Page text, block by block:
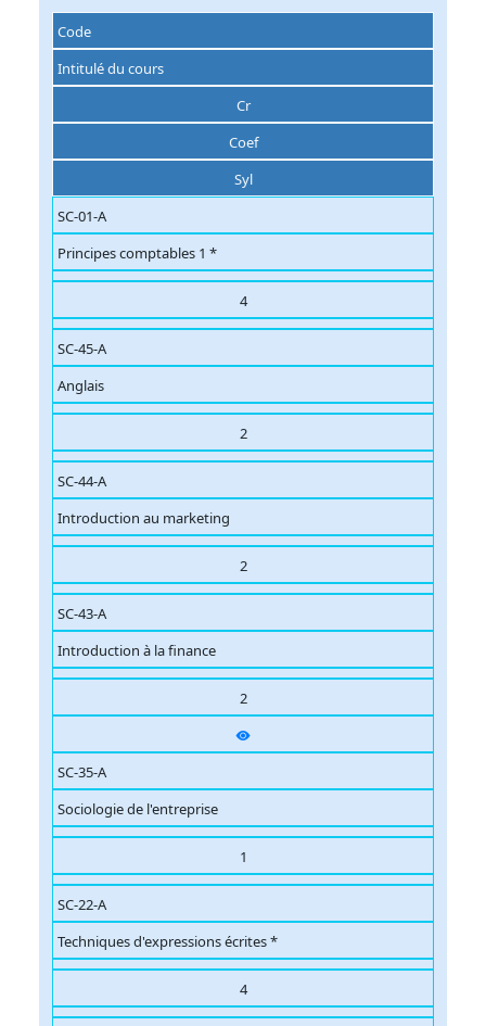
Code
Intitulé du cours
Cr
Coef
Syl
SC-01-A
Principes comptables 1 *
4
SC-45-A
Anglais
2
SC-44-A
Introduction au marketing
2
SC-43-A
Introduction à la finance
2
SC-35-A
Sociologie de l'entreprise
1
SC-22-A
Techniques d'expressions écrites *
4